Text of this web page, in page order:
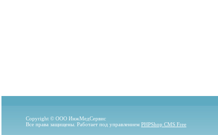
Copyright © ООО ИнжМедСервис
Все права защищены. Работает под управлением PHPShop CMS Free